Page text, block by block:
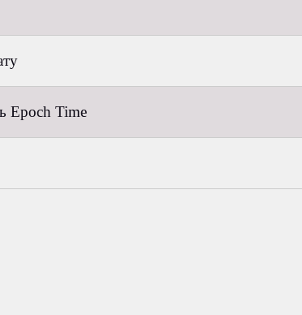
Epoch Time